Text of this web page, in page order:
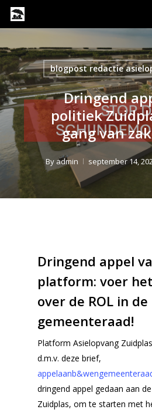
Skip
content
blogpost redactie
Dringend
politiek
gang van
By admin september 14,
Dringend appel
platform: voer
over de ROL in de
gemeenteraad!
Platform Asielopvang
d.m.v. deze brief,
dringend appel gedaan aan
Zuidplas, om te starten met